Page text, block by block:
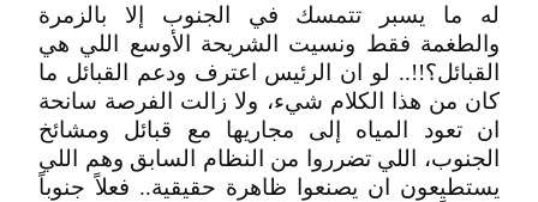
له ما يسبر تتمسك في الجنوب إلا بالزمرة
والطغمة فقط ونسيت الشريحة الأوسع اللي هي
القبائل؟!!.. لو ان الرئيس اعترف ودعم القبائل ما
كان من هذا الكلام شيء، ولا زالت الفرصة سانحة
ان تعود المياه إلى مجاريها مع قبائل ومشائخ
الجنوب، اللي تضرروا من النظام السابق وهم اللي
يستطيعون ان يصنعوا ظاهرة حقيقية.. فعلاً جنوباً